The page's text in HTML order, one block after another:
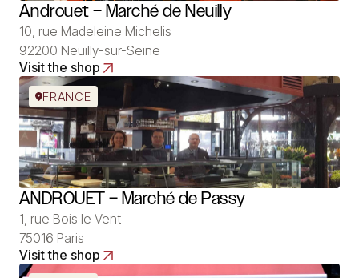
Androuet – Marché de Neuilly
10, rue Madeleine Michelis
92200 Neuilly-sur-Seine
Visit the shop
FRANCE
ANDROUET – Marché de Passy
1, rue Bois le Vent
75016 Paris
Visit the shop